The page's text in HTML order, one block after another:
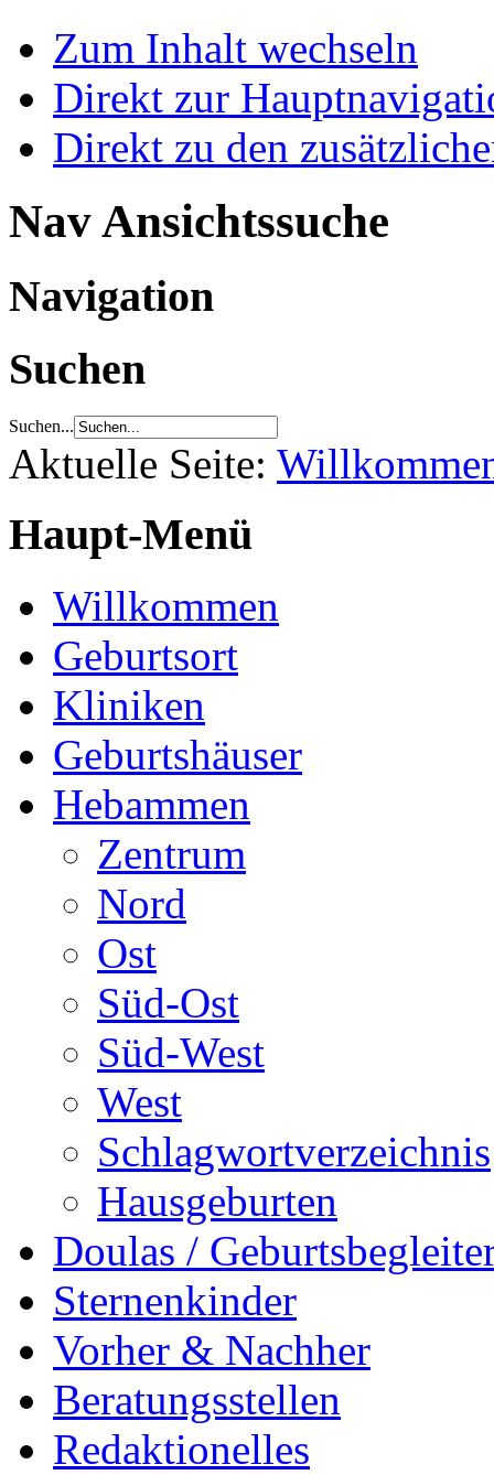
Zum Inhalt wechseln
Direkt zur
Direkt zu den
Nav Ansichtssuche
Navigation
Suchen
Suchen...
Aktuelle Seite:
Haupt-Menü
Willkommen
Geburtsort
Kliniken
Geburtshäuser
Hebammen
Zentrum
Nord
Ost
Süd-Ost
Süd-West
West
Schlagwortverzeichnis
Hausgeburten
Doulas /
Sternenkinder
Vorher & Nachher
Beratungsstellen
Redaktionelles